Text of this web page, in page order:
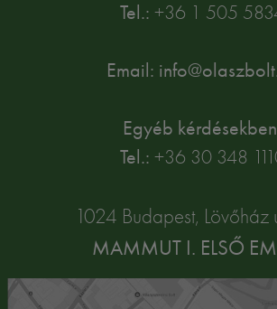
Tel.: +36 1 505
Email:
Egyéb
Tel.: +36 30 348
1024 Budapest, Lövőház
MAMMUT I. ELSŐ